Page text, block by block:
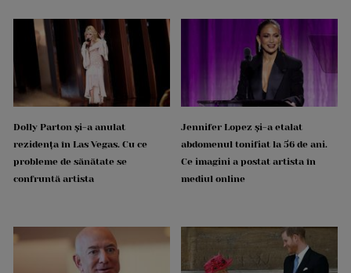
Dolly Parton și-a anulat
rezidența în Las Vegas. Cu ce
probleme de sănătate se
confruntă artista
Jennifer Lopez și-a etalat
abdomenul tonifiat la 56 de ani.
Ce imagini a postat artista în
mediul online